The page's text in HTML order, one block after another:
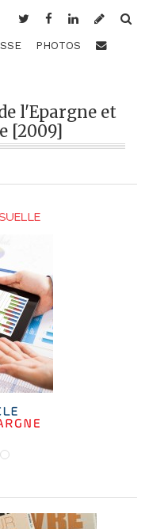
PHOTOS
l'Epargne et
[2009]